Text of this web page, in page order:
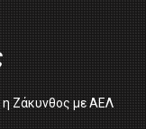
η Ζάκυνθος με ΑΕΛ